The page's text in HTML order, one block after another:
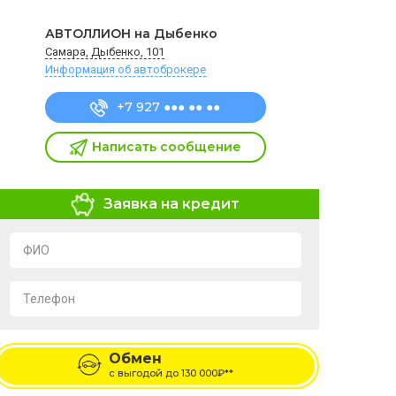
АВТОЛЛИОН на Дыбенко
Самара, Дыбенко, 101
Информация об автоброкере
+7 927 ●●● ●● ●●
Написать сообщение
Заявка на кредит
ФИО
Телефон
хранение персональных данных в соответствии с
условиямиПолитики обработки персональных
Обмен
с выгодой до130 000₽**